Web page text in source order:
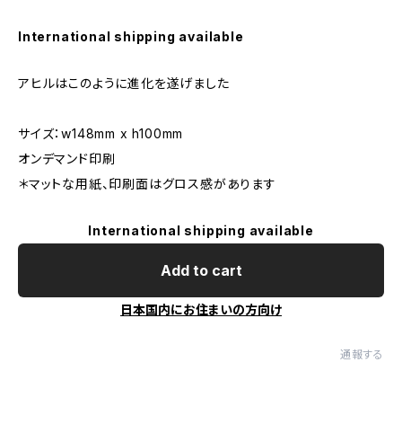
International shipping available
アヒルはこのように進化を遂げました
サイズ：w148mm x h100mm
オンデマンド印刷
＊マットな用紙、印刷面はグロス感があります
International shipping available
Add to cart
日本国内にお住まいの方向け
通報する